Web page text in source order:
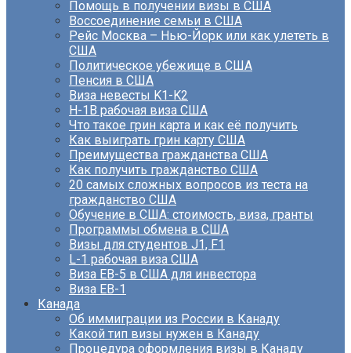
Помощь в получении визы в США
Воссоединение семьи в США
Рейс Москва – Нью-Йорк или как улететь в
США
Политическое убежище в США
Пенсия в США
Виза невесты K1-K2
H-1B рабочая виза США
Что такое грин карта и как её получить
Как выиграть грин карту США
Преимущества гражданства США
Как получить гражданство США
20 самых сложных вопросов из теста на
гражданство США
Обучение в США: стоимость, виза, гранты
Программы обмена в США
Визы для студентов J1, F1
L-1 рабочая виза США
Виза EB-5 в США для инвестора
Виза ЕВ-1
Канада
Об иммиграции из России в Канаду
Какой тип визы нужен в Канаду
Процедура оформления визы в Канаду